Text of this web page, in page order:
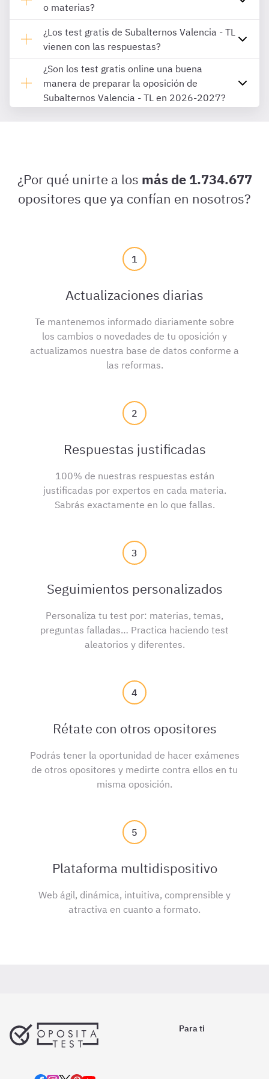
o materias?
¿Los test gratis de Subalternos Valencia - TL
vienen con las respuestas?
¿Son los test gratis online una buena
manera de preparar la oposición de
Subalternos Valencia - TL en 2026-2027?
¿Por qué unirte a los más de 1.734.677
opositores que ya confían en nosotros?
1
Actualizaciones diarias
Te mantenemos informado diariamente sobre
los cambios o novedades de tu oposición y
actualizamos nuestra base de datos conforme a
las reformas.
2
Respuestas justificadas
100% de nuestras respuestas están
justificadas por expertos en cada materia.
Sabrás exactamente en lo que fallas.
3
Seguimientos personalizados
Personaliza tu test por: materias, temas,
preguntas falladas… Practica haciendo test
aleatorios y diferentes.
4
Rétate con otros opositores
Podrás tener la oportunidad de hacer exámenes
de otros opositores y medirte contra ellos en tu
misma oposición.
5
Plataforma multidispositivo
Web ágil, dinámica, intuitiva, comprensible y
atractiva en cuanto a formato.
Para ti